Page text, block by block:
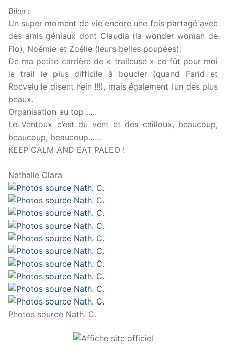
Bilan :
Un super moment de vie encore une fois partagé avec
des amis géniaux dont Claudia (la wonder woman de
Flo), Noémie et Zoélie (leurs belles poupées).
De ma petite carrière de « traileuse » ce fût pour moi
le trail le plus difficile à boucler (quand Farid et
Rocvelu le disent hein !!!), mais également l’un des plus
beaux.
Organisation au top …..
Le Ventoux c’est du vent et des cailloux, beaucoup,
beaucoup, beaucoup……
KEEP CALM AND EAT PALEO !
Nathalie Clara
Photos source Nath. C.